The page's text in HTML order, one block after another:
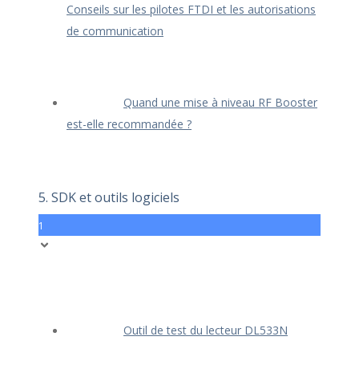
Conseils sur les pilotes FTDI et les autorisations
de communication
Quand une mise à niveau RF Booster
est-elle recommandée ?
5. SDK et outils logiciels
1
Outil de test du lecteur DL533N